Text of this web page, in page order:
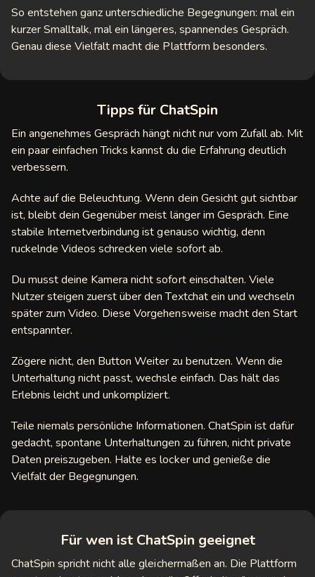
So entstehen ganz unterschiedliche Begegnungen: mal ein
kurzer Smalltalk, mal ein längeres, spannendes Gespräch.
Genau diese Vielfalt macht die Plattform besonders.
Tipps für ChatSpin
Ein angenehmes Gespräch hängt nicht nur vom Zufall ab. Mit
ein paar einfachen Tricks kannst du die Erfahrung deutlich
verbessern.
Achte auf die Beleuchtung. Wenn dein Gesicht gut sichtbar
ist, bleibt dein Gegenüber meist länger im Gespräch. Eine
stabile Internetverbindung ist genauso wichtig, denn
ruckelnde Videos schrecken viele sofort ab.
Du musst deine Kamera nicht sofort einschalten. Viele
Nutzer steigen zuerst über den Textchat ein und wechseln
später zum Video. Diese Vorgehensweise macht den Start
entspannter.
Zögere nicht, den Button Weiter zu benutzen. Wenn die
Unterhaltung nicht passt, wechsle einfach. Das hält das
Erlebnis leicht und unkompliziert.
Teile niemals persönliche Informationen. ChatSpin ist dafür
gedacht, spontane Unterhaltungen zu führen, nicht private
Daten preiszugeben. Halte es locker und genieße die
Vielfalt der Begegnungen.
Für wen ist ChatSpin geeignet
ChatSpin spricht nicht alle gleichermaßen an. Die Plattform